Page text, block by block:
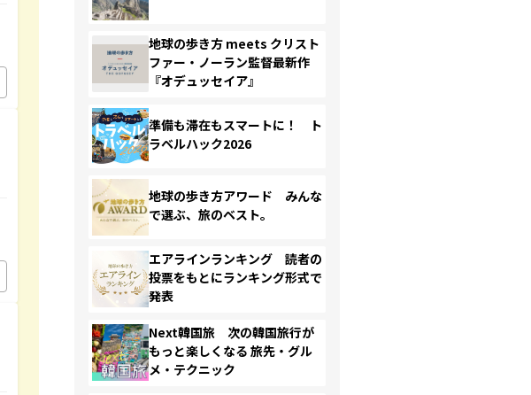
地球の歩き方 meets クリスト
ファー・ノーラン監督最新作
『オデュッセイア』
準備も滞在もスマートに！ ト
ラベルハック2026
地球の歩き方アワード みんな
で選ぶ、旅のベスト。
エアラインランキング 読者の
投票をもとにランキング形式で
発表
Next韓国旅 次の韓国旅行が
もっと楽しくなる 旅先・グル
メ・テクニック